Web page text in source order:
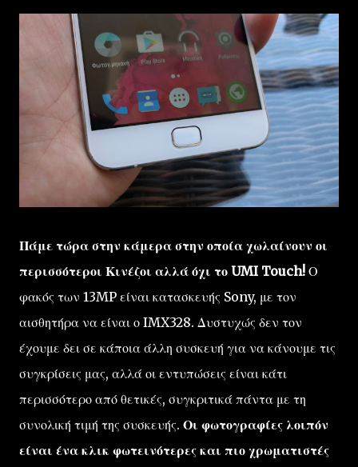
Πάμε τώρα στην κάμερα στην οποία χωλαίνουν οι
περισσότεροι Κινέζοι αλλά όχι το UMI Touch! Ο
φακός των 13MP είναι κατασκευής Sony, με τον
αισθητήρα να είναι ο IMX328. Δυστυχώς δεν τον
έχουμε δει σε κάποια άλλη συσκευή για να κάνουμε τις
συγκρίσεις μας, αλλά οι εντυπώσεις είναι κάτι
περισσότερο από θετικές, συγκριτικά πάντα με τη
συνολική τιμή της συσκευής. Οι φωτογραφίες λοιπόν
είναι ένα κλικ φωτεινότερες και πιο χρωματιστές